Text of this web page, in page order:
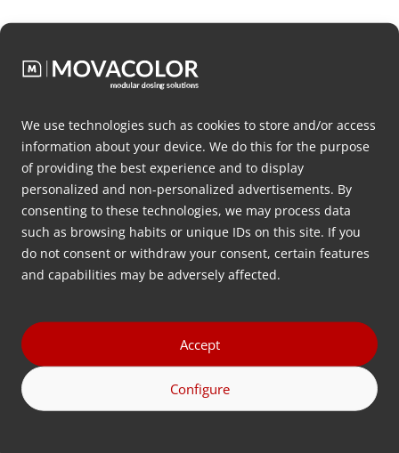
We use technologies such as cookies to store and/or access
information about your device. We do this for the purpose
of providing the best experience and to display
personalized and non-personalized advertisements. By
consenting to these technologies, we may process data
such as browsing habits or unique IDs on this site. If you
do not consent or withdraw your consent, certain features
and capabilities may be adversely affected.
Accept
Configure
Deseaasesoramiento gratuito
sobre qué configuración de
dosificación es la mejor para su
aplicación?
Déjenos sus datos y nos pondremos en contacto
Nombre
(Obligatorio)
Apellido